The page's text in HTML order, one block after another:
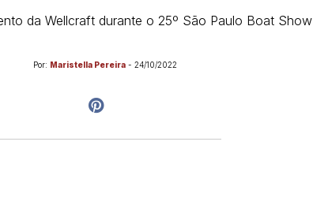
da Wellcraft durante o 25º São Paulo Boat Show
Por: Maristella Pereira - 24/10/2022